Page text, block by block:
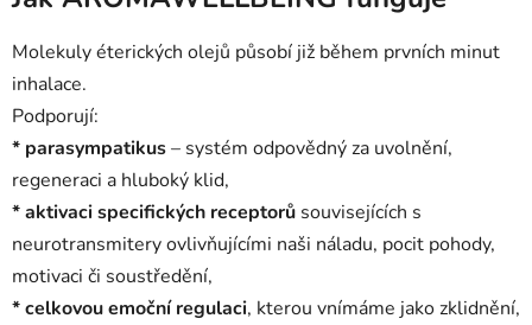
Molekuly éterických olejů působí již během prvních minut
inhalace.
Podporují:
* parasympatikus– systém odpovědný za uvolnění,
regeneraci a hluboký klid,
* aktivaci specifických receptorů souvisejících s
neurotransmitery ovlivňujícími naši náladu, pocit pohody,
motivaci či soustředění,
* celkovou emoční regulaci, kterou vnímáme jako zklidnění,